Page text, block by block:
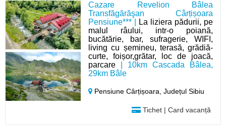
Cazare Revelion Bâlea
Transfăgărăşan Cârțișoara
Pensiune*** |
La liziera pădurii, pe
malul râului, intr-o poiană,
bucătărie, bar, sufragerie, WIFI,
living cu șemineu, terasă, grădiă-
curte, foișor,grătar, loc de joacă,
parcare | 10km Cascada Bâlea,
29km Bâle
Pensiune Cârțișoara,Județul Sibiu
Tichet | Card vacanță